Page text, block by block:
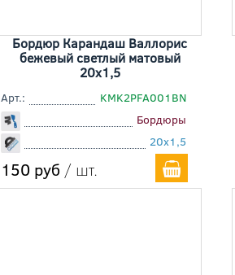
Бордюр Карандаш Валлорис
бежевый светлый матовый
20x1,5
Арт.:
KMK2PFA001BN
Бордюры
20x1,5
150 руб / шт.